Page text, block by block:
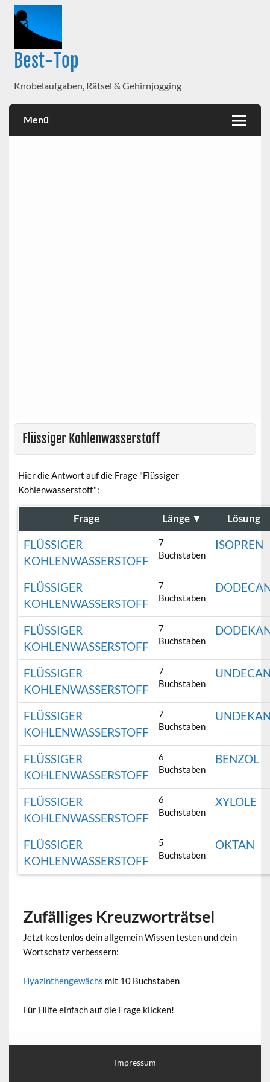
Best-Top
Knobelaufgaben, Rätsel & Gehirnjogging
Menü
Flüssiger Kohlenwasserstoff
Hier die Antwort auf die Frage "Flüssiger
Kohlenwasserstoff":
Frage Länge ▼ Lösung
FLÜSSIGER
KOHLENWASSERSTOFF
7
Buchstaben
ISOPREN
FLÜSSIGER
KOHLENWASSERSTOFF
7
Buchstaben
FLÜSSIGER
KOHLENWASSERSTOFF
7
Buchstaben
FLÜSSIGER
KOHLENWASSERSTOFF
7
Buchstaben
FLÜSSIGER
KOHLENWASSERSTOFF
7
Buchstaben
FLÜSSIGER
KOHLENWASSERSTOFF
6
Buchstaben
BENZOL
FLÜSSIGER
KOHLENWASSERSTOFF
6
Buchstaben
XYLOLE
FLÜSSIGER
KOHLENWASSERSTOFF
5
Buchstaben
OKTAN
Zufälliges Kreuzworträtsel
Jetzt kostenlos dein allgemein Wissen testen und dein
Wortschatz verbessern:
Hyazinthengewächs mit 10 Buchstaben
Für Hilfe einfach auf die Frage klicken!
Impressum